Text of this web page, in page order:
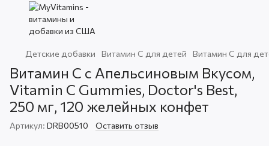
Детские добавки Витамин С для детей Витамин С для
Витамин С с Апельсиновым Вкусом,
Vitamin C Gummies, Doctor's Best,
250 мг, 120 желейных конфет
Артикул: DRB00510 Оставить отзыв